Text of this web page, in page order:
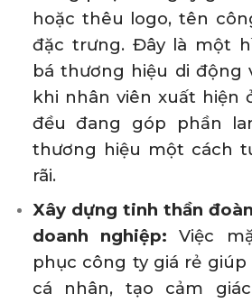
hoặc thêu logo, tên
đặc trưng. Đây là một
bá thương hiệu di động
khi nhân viên xuất hiện
đều đang góp phần
thương hiệu một cách
rãi.
Xây dựng tinh thần
doanh nghiệp: Việc
phục công ty giá rẻ giúp
cá nhân, tạo cảm